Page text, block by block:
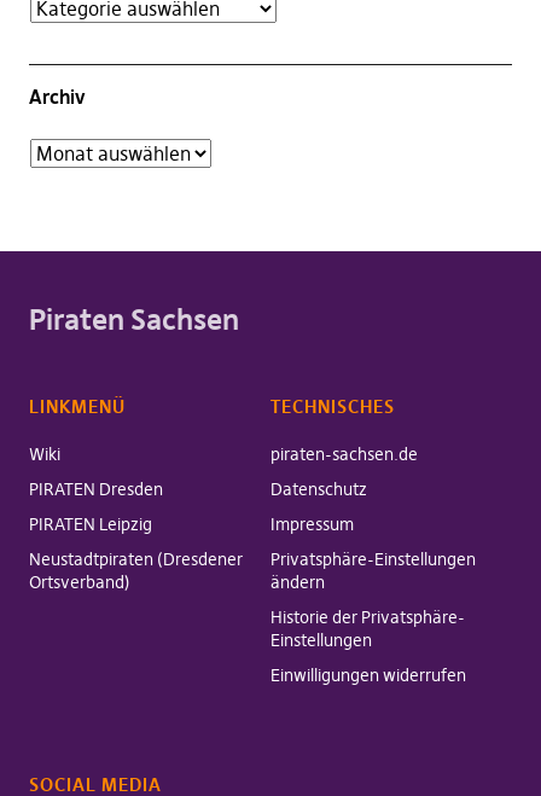
Archiv
Piraten Sachsen
LINKMENÜ
Wiki
PIRATEN Dresden
PIRATEN Leipzig
Neustadtpiraten (Dresdener
Ortsverband)
TECHNISCHES
piraten-sachsen.de
Datenschutz
Impressum
Privatsphäre-Einstellungen
ändern
Historie der Privatsphäre-
Einstellungen
Einwilligungen widerrufen
SOCIAL MEDIA